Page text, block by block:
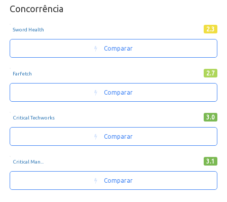
Concorrência
Sword Health 2.3
Comparar
Farfetch 2.7
Comparar
Critical Techworks 3.0
Comparar
Critical Man... 3.1
Comparar